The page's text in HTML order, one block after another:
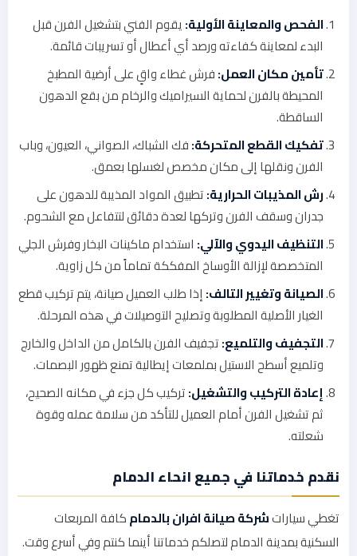
الفحص والمعاينة الأولية:يقوم الفني بتشغيل الفرن قبل
البدء لمعاينة كفاءته ورصد أي أعطال أو تسريبات قائمة.
تأمين مكان العمل:فرش غطاء واقٍ على أرضية المطبخ
المحيطة بالفرن لحماية السيراميك والرخام من بقع الدهون
الساقطة.
تفكيك القطع المتحركة:فك الشباك، الصواني، العيون، وباب
الفرن ونقلها إلى مكان مخصص لغسلها بعمق.
رش المذيبات الحرارية:تطبيق المواد المذيبة للدهون على
جدران وسقف الفرن وتركها لعدة دقائق لتتفاعل مع الشحوم.
التنظيف اليدوي والآلي: استخدام ماكينات البخار وفرش الجلي
المتخصصة لإزالة الأوساخ المفككة تماماً من كل زاوية.
الصيانة وتغيير التالف:إذا طلب العميل صيانة، يتم تركيب قطع
الغيار الأصلية المطلوبة وتصليح التوصيلات في هذه المرحلة.
التجفيف والتلميع:تجفيف الفرن بالكامل من الداخل والخارج
وتلميع أسطح الاستيل بملمعات إيطالية تمنع ظهور البصمات.
إعادة التركيب والتشغيل:تركيب كل جزء في مكانه الصحيح،
ثم تشغيل الفرن أمام العميل للتأكد من سلامة عمله وقوة
شعلته.
نقدم خدماتنا في جميع انحاء الدمام
تغطي سياراتشركة صيانة افران بالدمامكافة المربعات
السكنية بمدينة الدمام لتصلكم خدماتنا أينما كنتم وفي أسرع وقت.